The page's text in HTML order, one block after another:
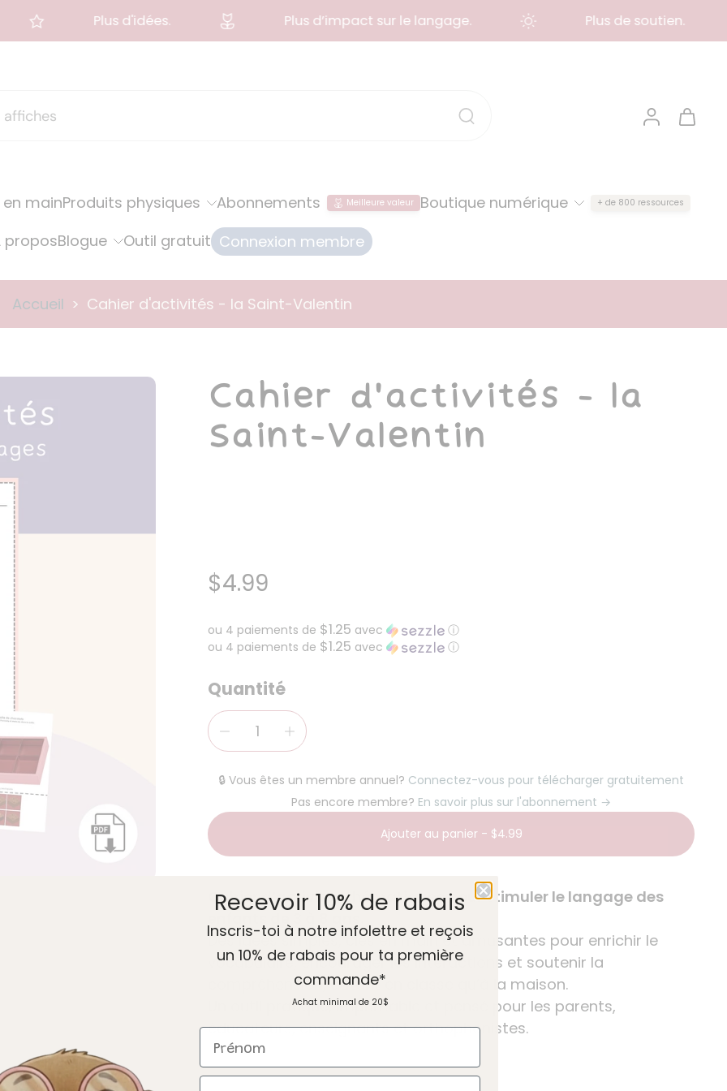
Plus d'idées. Plus d’impact sur le langage. Plus de soutien.
en mainProduits physiques Abonnements Meilleure valeur Boutique numérique + de 800 ressources
proposBlogue Outil gratuit Connexion membre
Accueil > Cahier d'activités - la Saint-Valentin
Cahier d'activités - la
Saint-Valentin
$4.99
ou 4 paiements de $1.25 avec
ⓘ
ou 4 paiements de $1.25 avec ⓘ
Quantité
🔒 Vous êtes un membre annuel? Connectez-vous pour télécharger gratuitement
Pas encore membre? En savoir plus sur l'abonnement →
Ajouter au panier - $4.99
Cahier d’activités thématiques pour stimuler le langage des
Des idées simples, clés en main et amusantes pour enrichir le
vocabulaire, encourager les interactions et soutenir la
compréhension, autant en classe qu’à la maison.
Un outil pratique, imprimable et pensé pour les parents,
éducateurs, enseignants et orthophonistes.
Recevoir 10% de rabais
Inscris-toi à notre infolettre et reçois
un 10% de rabais pour ta première
commande*
Achat minimal de 20$
Prénom
Courriel